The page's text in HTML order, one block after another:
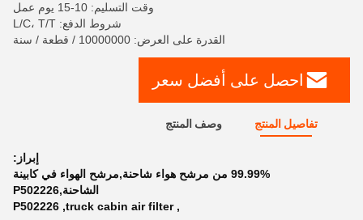
وقت التسليم: 10-15 يوم عمل
شروط الدفع: L/C، T/T
القدرة على العرض: 10000000 / قطعة / سنة
احصل على أفضل سعر
تفاصيل المنتج وصف المنتج
إبراز:
99.99% من مرشح هواء شاحنة,مرشح الهواء في كابينة
الشاحنة,P502226
,
truck cabin air filter
,
P502226